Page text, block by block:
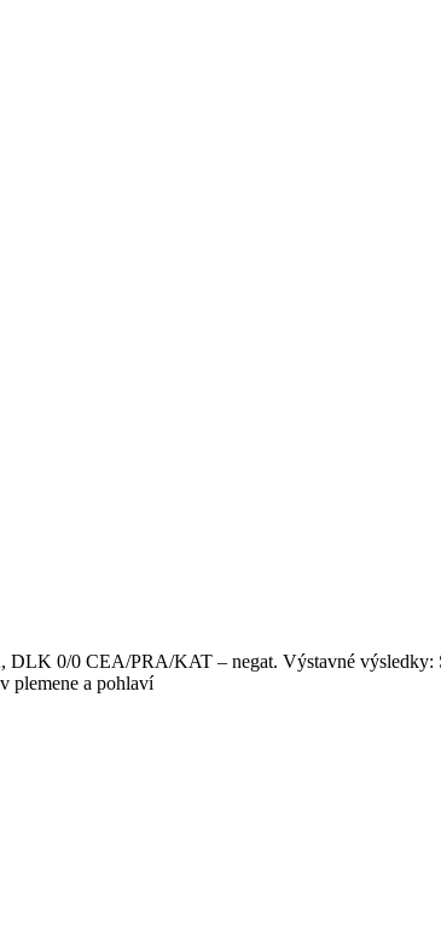
DLK 0/0 CEA/PRA/KAT – negat. Výstavné
plemene a pohlaví